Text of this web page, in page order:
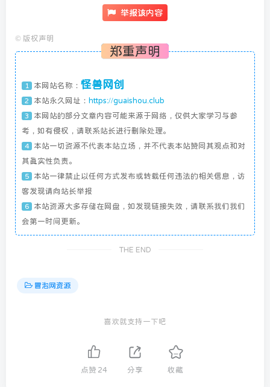
举报该内容
© 版权声明
郑重声明
1 本网站名称： 怪兽网创
2 本站永久网址： https://guaishou.club
3
本网站的部分文章内容可能来源于网络，仅供大家学习与参
考，如有侵权，请联系站长进行删除处理。
4
本站一切资源不代表本站立场，并不代表本站赞同其观点和对
其真实性负责。
5
本站一律禁止以任何方式发布或转载任何违法的相关信息，访
客发现请向站长举报
6
本站资源大多存储在网盘，如发现链接失效，请联系我们我们
会第一时间更新。
THE END
冒泡网资源
喜欢就支持一下吧
点赞 24 分享 收藏